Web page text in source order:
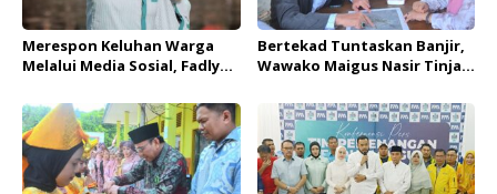
Merespon Keluhan Warga
Melalui Media Sosial, Fadly
Bertekad Tuntaskan Banjir,
Wawako Maigus Nasir Tinjau